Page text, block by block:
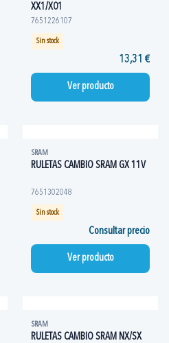
XX1/X01
7651226107
Sin stock
13,31 €
Ver producto
SRAM
RULETAS CAMBIO SRAM GX 11V
7651302048
Sin stock
Consultar precio
Ver producto
SRAM
RULETAS CAMBIO SRAM NX/SX